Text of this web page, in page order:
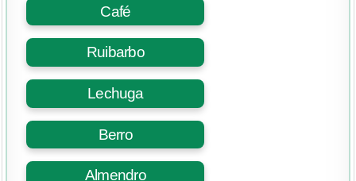
Café
Ruibarbo
Lechuga
Berro
Almendro